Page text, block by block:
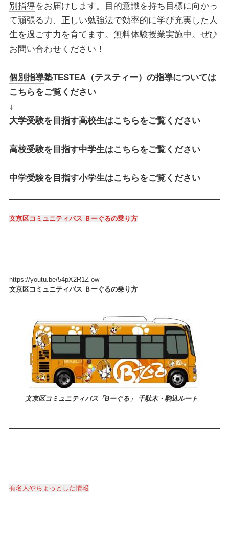
別指導をお届けします。目的意識を持ち目標に向かっ
て頑張る力、正しい勉強法で効率的に学び充実した人
生を過ごす力を育てます。無料体験授業実施中。ぜひ
お問い合わせください！
個別指導塾TESTEA（テスティー）の指導については
こちらをご覧ください
↓
大学受験を目指す高校生はこちらをご覧ください
高校受験を目指す中学生はこちらをご覧ください
中学受験を目指す小学生はこちらをご覧ください
文京区コミュニティバス Ｂーぐるの乗り方
https://youtu.be/54pX2R1Z-ow
文京区コミュニティバス Ｂーぐるの乗り方
文京区コミュニティバス「Bーぐる」 千駄木・駒込ルート
有名人やちょっとした情報